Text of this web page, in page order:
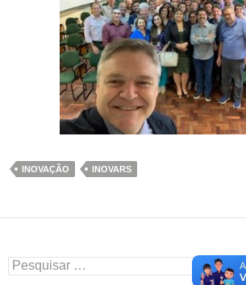
INOVAÇÃO INOVARS
Pesquisar
por: